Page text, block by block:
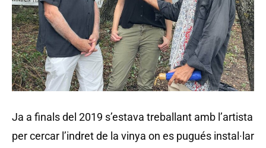
Ja a finals del 2019 s’estava treballant amb l’artista
per cercar l’indret de la vinya on es pugués instal·lar